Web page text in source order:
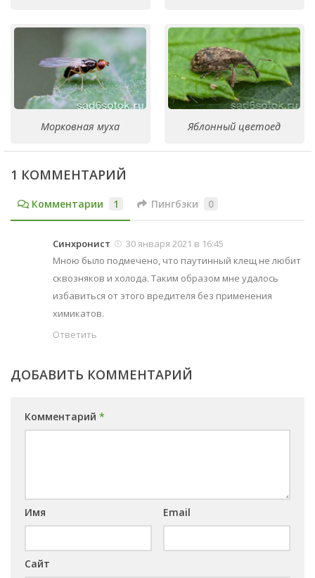
Морковная муха Яблонный цветоед
1 КОММЕНТАРИЙ
Комментарии 1 Пингбэки 0
Синхронист
30 января 2021 в 16:45
Мною было подмечено, что паутинный клещ не любит
сквозняков и холода. Таким образом мне удалось
избавиться от этого вредителя без применения
химикатов.
Ответить
ДОБАВИТЬ КОММЕНТАРИЙ
Комментарий *
Имя Email
Сайт